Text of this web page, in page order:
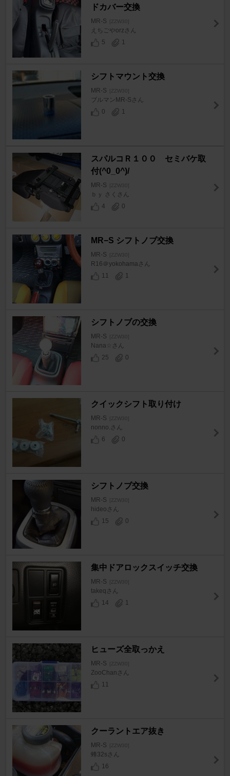
ドカバー交換
MR-S [ZZW30]
えちごやorzさん
5
1
シフトマウント交換
MR-S [ZZW30]
ブルマンMR-Sさん
0
1
スパルコＲ１００ セミバケ取
付(^0_0^)/
MR-S [ZZW30]
ｂｙ さくさん
4
0
MR−S シフトノブ交換
MR-S [ZZW30]
R16＠yokohamaさん
11
1
シフトノブの交換
MR-S [ZZW30]
Nana☆さん
25
0
クイックシフト取り付け
MR-S [ZZW30]
nonno.さん
6
0
シフトノブ交換
MR-S [ZZW30]
hideoさん
15
0
集中ドアロックスイッチ交換
MR-S [ZZW30]
takeqさん
14
1
ヒューズ全取っかえ
MR-S [ZZW30]
ZooChanさん
11
クーラントエア抜き
MR-S [ZZW30]
蜂32sさん
16